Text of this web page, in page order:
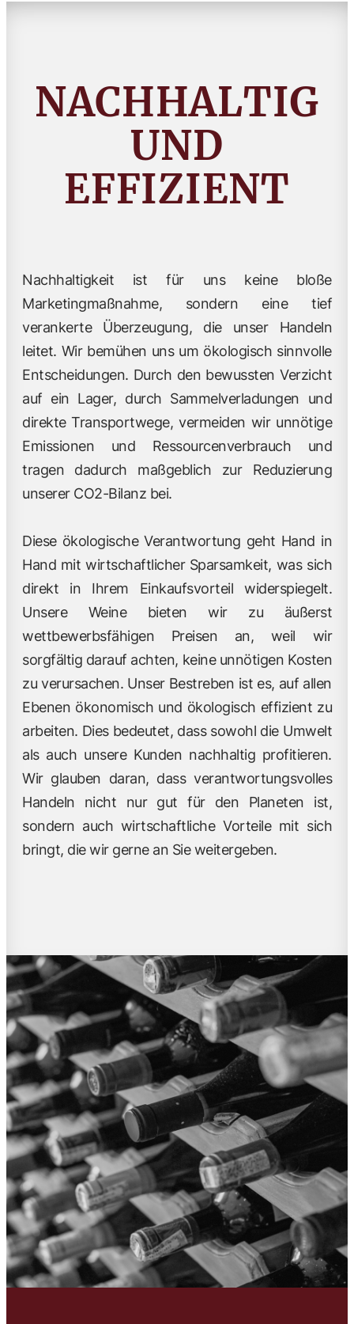
NACHHALTIG
UND
EFFIZIENT
Nachhaltigkeit ist für uns keine bloße
Marketingmaßnahme, sondern eine tief
verankerte Überzeugung, die unser Handeln
leitet. Wir bemühen uns um ökologisch sinnvolle
Entscheidungen. Durch den bewussten Verzicht
auf ein Lager, durch Sammelverladungen und
direkte Transportwege, vermeiden wir unnötige
Emissionen und Ressourcenverbrauch und
tragen dadurch maßgeblich zur Reduzierung
unserer CO2-Bilanz bei.
Diese ökologische Verantwortung geht Hand in
Hand mit wirtschaftlicher Sparsamkeit, was sich
direkt in Ihrem Einkaufsvorteil widerspiegelt.
Unsere Weine bieten wir zu äußerst
wettbewerbsfähigen Preisen an, weil wir
sorgfältig darauf achten, keine unnötigen Kosten
zu verursachen. Unser Bestreben ist es, auf allen
Ebenen ökonomisch und ökologisch effizient zu
arbeiten. Dies bedeutet, dass sowohl die Umwelt
als auch unsere Kunden nachhaltig profitieren.
Wir glauben daran, dass verantwortungsvolles
Handeln nicht nur gut für den Planeten ist,
sondern auch wirtschaftliche Vorteile mit sich
bringt, die wir gerne an Sie weitergeben.